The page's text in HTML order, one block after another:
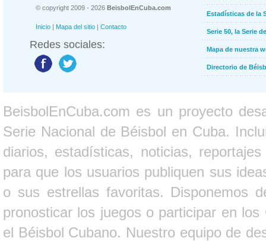
© copyright 2009 - 2026 BeisbolEnCuba.com
Inicio | Mapa del sitio | Contacto
Redes sociales:
Estadísticas de la
Serie 50, la Serie
Mapa de nuestra
Directorio de
BeisbolEnCuba.com es un proyecto
Serie Nacional de Béisbol en Cuba.
diarios, estadísticas, noticias,
para que los usuarios publiquen sus
o sus estrellas favoritas. Disponemos
pronosticar los juegos o participar en
el Béisbol Cubano. Nuestro equipo de